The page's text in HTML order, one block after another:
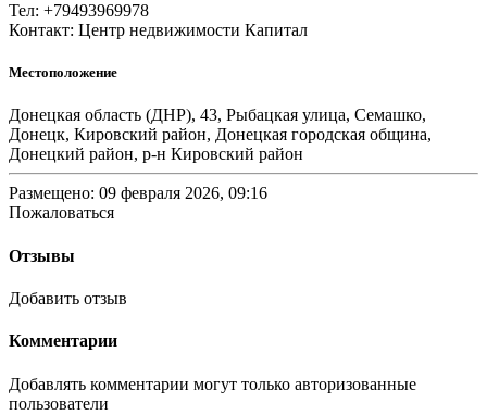
Тел: +79493969978
Контакт: Центр недвижимости Капитал
Местоположение
Донецкая область (ДНР), 43, Рыбацкая улица, Семашко,
Донецк, Кировский район, Донецкая городская община,
Донецкий район, р-н Кировский район
Размещено: 09 февраля 2026, 09:16
Пожаловаться
Отзывы
Добавить отзыв
Комментарии
Добавлять комментарии могут только авторизованные
пользователи